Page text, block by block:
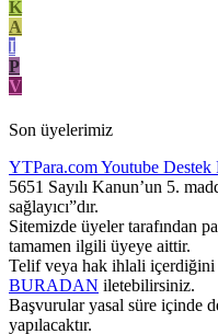
K
A
I
P
V
Son üyelerimiz
YTPara.comYoutube Destek
5651 Sayılı Kanun’un 5.
sağlayıcı”dır.
Sitemizde üyeler tarafından
tamamen ilgili üyeye aittir.
Telif veya hak ihlali içerdiğini
BURADAN iletebilirsiniz.
Başvurular yasal süre içinde
yapılacaktır.